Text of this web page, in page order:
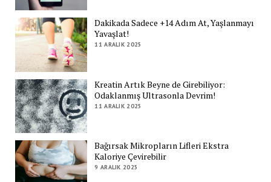
Dakikada Sadece +14 Adım At, Yaşlanmayı
Yavaşlat!
11 ARALIK 2025
Kreatin Artık Beyne de Girebiliyor:
Odaklanmış Ultrasonla Devrim!
11 ARALIK 2025
Bağırsak Mikropların Lifleri Ekstra
Kaloriye Çevirebilir
9 ARALIK 2025